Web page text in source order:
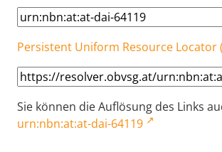
Persistent Uniform Resource Locator
Sie können die Auflösung des Links
urn:nbn:at:at-dai-64119